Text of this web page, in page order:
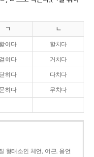
ㄱ ㄴ
핥이다 할치다
걷히다 거치다
닫히다 다치다
묻히다 무치다
형태소인 체언, 어근, 용언